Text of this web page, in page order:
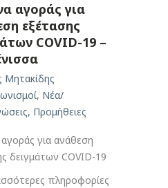
αγοράς για
εξέτασης
COVID-19 –
Μητακίδης
, Νέα/
, Προμήθειες
για ανάθεση
δειγμάτων COVID-19
πληροφορίες